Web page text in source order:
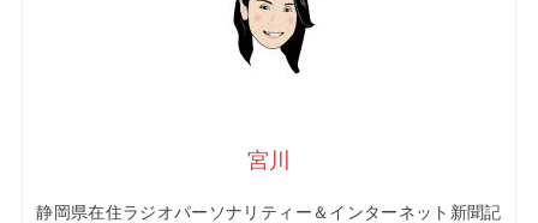
宮川
静岡県在住ラジオパーソナリティー＆インターネット新聞記